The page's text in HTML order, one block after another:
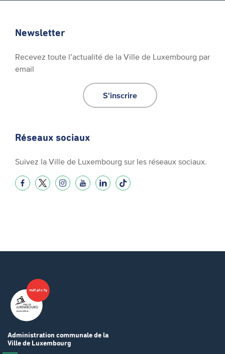
Newsletter
Recevez toute l’actualité de la Ville de Luxembourg par
email
S'inscrire
Réseaux sociaux
Suivez la Ville de Luxembourg sur les réseaux sociaux.
Administration communale de la
Ville de Luxembourg